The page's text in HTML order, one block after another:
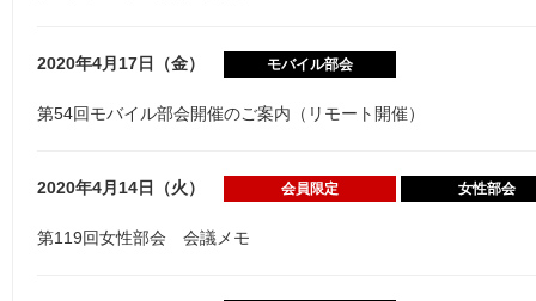
2020年4月17日（金） モバイル部会
第54回モバイル部会開催のご案内（リモート開催）
2020年4月14日（火） 会員限定 女性部会
第119回女性部会 会議メモ